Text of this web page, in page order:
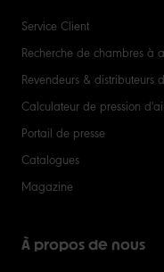
Service Client
Recherche de chambres à
Revendeurs & distributeurs
Calculateur de pression
Portail de presse
Catalogues
Magazine
À propos de nous